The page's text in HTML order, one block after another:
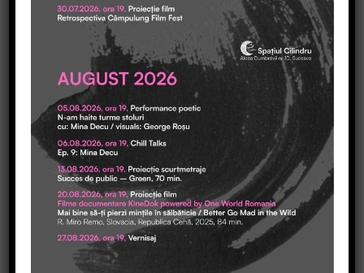
De câte cuvinte ai nevoie pentru a
surprinde o Revoluţie ? Sau un Nud ?
Dragostea ? Disperarea ? Vârstele
omului ? Arta ? Ok. Ne oprim, pentru
că nu mi-am propus să facem un
inventar de teme artistice. Am o
teorie. Cu cât aşteptările conceptuale
şi estetice ale unui public consumator
de artele spectacolului au un nivel
mai ridicat, cu atât mai mare nevoia
de abstractizare a limbajului de